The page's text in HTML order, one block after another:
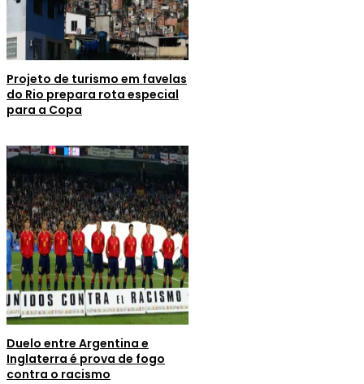
Projeto de turismo em favelas
do Rio prepara rota especial
para a Copa
Duelo entre Argentina e
Inglaterra é prova de fogo
contra o racismo